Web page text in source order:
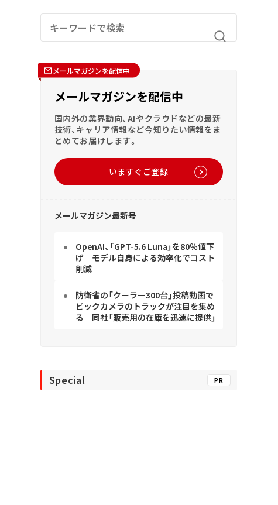
メールマガジンを配信中
メールマガジンを配信中
国内外の業界動向、AIやクラウドなどの最新
技術、キャリア情報など今知りたい情報をま
とめてお届けします。
いますぐご登録
メールマガジン最新号
OpenAI、「GPT-5.6 Luna」を80％値下
げ モデル自身による効率化でコスト
削減
防衛省の「クーラー300台」投稿動画で
ビックカメラのトラックが注目を集め
る 同社「販売用の在庫を迅速に提供」
Special PR